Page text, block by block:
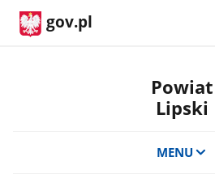
gov.pl
Powiat
Lipski
MENU